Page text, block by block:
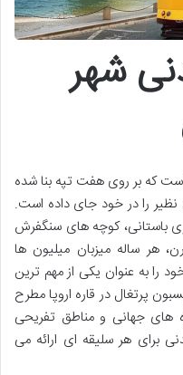
شهر
که بر روی هفت تپه بنا شده
نظیر را در خود جای داده است.
باستانی، کوچه های سنگفرش
ساله میزبان میلیون ها
را به عنوان یکی از مهم ترین
پرتغال در قاره اروپا مطرح
های جهانی و مناطق تفریحی
برای هر سلیقه ای ارائه می